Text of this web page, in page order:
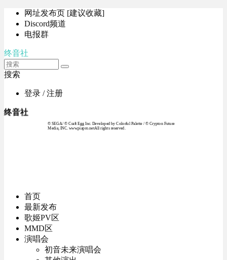
网址发布页 [建议收藏]
Discord频道
电报群
终音社
搜索
登录 / 注册
终音社
© SEGA / © Craft Egg Inc. Developed by Colorful Palette / © Crypton Future
Media, INC. www.piapro.netAll rights reserved.
首页
最新发布
歌姬PV区
MMD区
演唱会
初音未来演唱会